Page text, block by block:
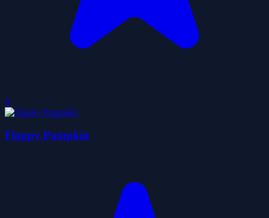
0
Flappy Pumpkin